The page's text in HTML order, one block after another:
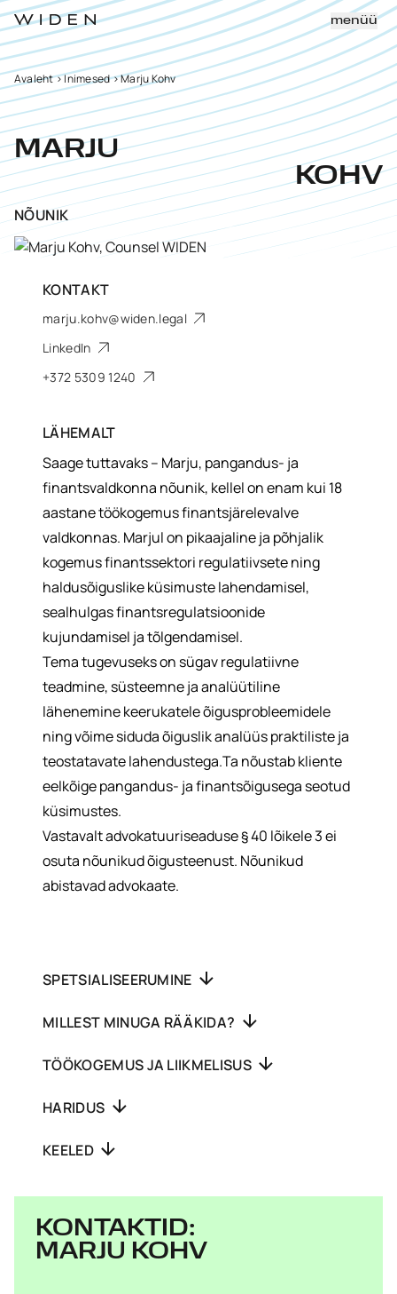
menüü
Avaleht>Inimesed>Marju Kohv
MARJU
KOHV
NÕUNIK
KONTAKT
marju.kohv@widen.legal
LinkedIn
+372 5309 1240
LÄHEMALT
Saage tuttavaks – Marju, pangandus- ja
finantsvaldkonna nõunik, kellel on enam kui 18
aastane töökogemus finantsjärelevalve
valdkonnas. Marjul on pikaajaline ja põhjalik
kogemus finantssektori regulatiivsete ning
haldusõiguslike küsimuste lahendamisel,
sealhulgas finantsregulatsioonide
kujundamisel ja tõlgendamisel.
Tema tugevuseks on sügav regulatiivne
teadmine, süsteemne ja analüütiline
lähenemine keerukatele õigusprobleemidele
ning võime siduda õiguslik analüüs praktiliste ja
teostatavate lahendustega.Ta nõustab kliente
eelkõige pangandus- ja finantsõigusega seotud
küsimustes.
Vastavalt advokatuuriseaduse § 40 lõikele 3 ei
osuta nõunikud õigusteenust. Nõunikud
abistavad advokaate.
SPETSIALISEERUMINE
MILLEST MINUGA RÄÄKIDA?
TÖÖKOGEMUS JA LIIKMELISUS
HARIDUS
KEELED
KONTAKTID:
MARJU KOHV